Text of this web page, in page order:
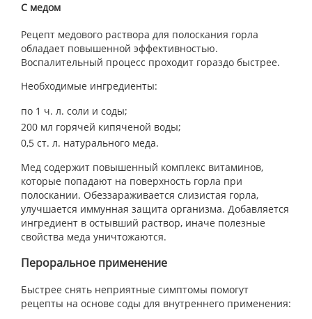
С медом
Рецепт медового раствора для полоскания горла
обладает повышенной эффективностью.
Воспалительный процесс проходит гораздо быстрее.
Необходимые ингредиенты:
по 1 ч. л. соли и соды;
200 мл горячей кипяченой воды;
0,5 ст. л. натурального меда.
Мед содержит повышенный комплекс витаминов,
которые попадают на поверхность горла при
полоскании. Обеззараживается слизистая горла,
улучшается иммунная защита организма. Добавляется
ингредиент в остывший раствор, иначе полезные
свойства меда уничтожаются.
Пероральное применение
Быстрее снять неприятные симптомы помогут
рецепты на основе соды для внутреннего применения: